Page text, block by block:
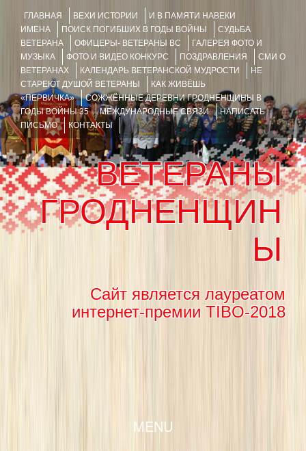
ГЛАВНАЯ ВЕХИ ИСТОРИИ
И В ПАМЯТИ НАВЕКИ
ИМЕНА
ПОИСК ПОГИБШИХ В ГОДЫ ВОЙНЫ
СУДЬБА
ВЕТЕРАНА
ОФИЦЕРЫ- ВЕТЕРАНЫ ВС
ГАЛЕРЕЯ ФОТО И
МУЗЫКА
ФОТО И ВИДЕО КОНКУРС ПОЗДРАВЛЕНИЯ
СМИ О
ВЕТЕРАНАХ
КАЛЕНДАРЬ ВЕТЕРАНСКОЙ МУДРОСТИ
НЕ
СТАРЕЮТ ДУШОЙ ВЕТЕРАНЫ
КАК ЖИВЁШЬ
«ПЕРВИЧКА»
СОЖЖЁННЫЕ ДЕРЕВНИ ГРОДНЕНЩИНЫ В
ГОДЫ ВОЙНЫ 35
МЕЖДУНАРОДНЫЕ СВЯЗИ
НАПИСАТЬ
ПИСЬМО
КОНТАКТЫ
ВЕТЕРАНЫ
ГРОДНЕНЩИН
Ы
Сайт является лауреатом
интернет-премии TIBO-2018
MENU